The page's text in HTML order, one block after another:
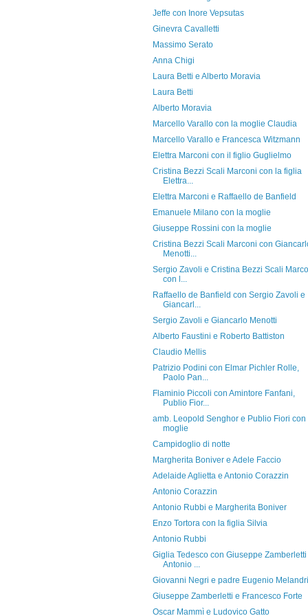
Jeffe con Inore Vepsutas
Ginevra Cavalletti
Massimo Serato
Anna Chigi
Laura Betti e Alberto Moravia
Laura Betti
Alberto Moravia
Marcello Varallo con la moglie Claudia
Marcello Varallo e Francesca Witzmann
Elettra Marconi con il figlio Guglielmo
Cristina Bezzi Scali Marconi con la figlia
Elettra...
Elettra Marconi e Raffaello de Banfield
Emanuele Milano con la moglie
Giuseppe Rossini con la moglie
Cristina Bezzi Scali Marconi con
Menotti...
Sergio Zavoli e Cristina Bezzi Scali
con l...
Raffaello de Banfield con Sergio Zavoli e
Giancarl...
Sergio Zavoli e Giancarlo Menotti
Alberto Faustini e Roberto Battiston
Claudio Mellis
Patrizio Podini con Elmar Pichler Rolle,
Paolo Pan...
Flaminio Piccoli con Amintore Fanfani,
Publio Fior...
amb. Leopold Senghor e Publio Fiori con
moglie
Campidoglio di notte
Margherita Boniver e Adele Faccio
Adelaide Aglietta e Antonio Corazzin
Antonio Corazzin
Antonio Rubbi e Margherita Boniver
Enzo Tortora con la figlia Silvia
Antonio Rubbi
Giglia Tedesco con Giuseppe Zamberletti
Antonio ...
Giovanni Negri e padre Eugenio Melandri
Giuseppe Zamberletti e Francesco Forte
Oscar Mammì e Ludovico Gatto